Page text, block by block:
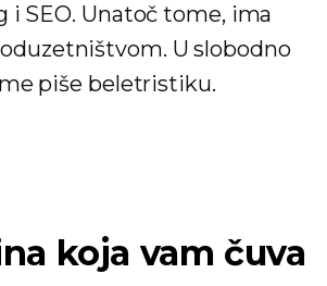
i SEO. Unatoč tome, ima
U slobodno
piše beletristiku.
koja vam čuva